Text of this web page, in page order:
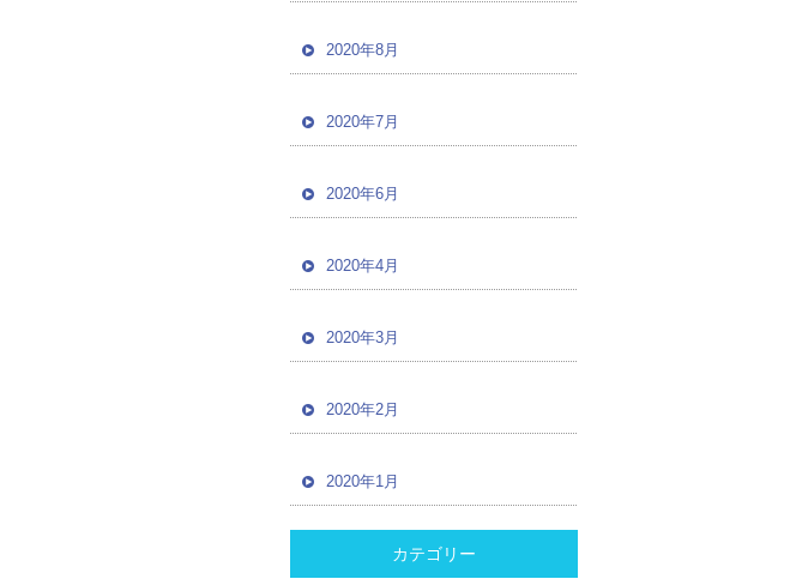
2020年8月
2020年7月
2020年6月
2020年4月
2020年3月
2020年2月
2020年1月
カテゴリー